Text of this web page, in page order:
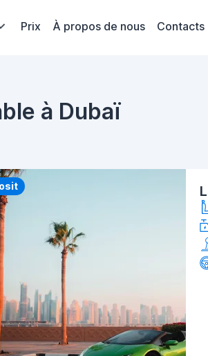
Prix À propos de nous Contacts
à Dubaï